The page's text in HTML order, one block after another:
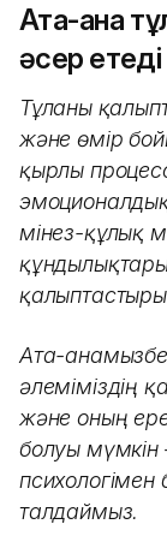
Ата-ана
әсер етеді
Тұлғаны
және өмір
қырлы
мінез-құлық
Ата-
әлеміміздің
және оның
болуы мүмкін
талдаймыз.